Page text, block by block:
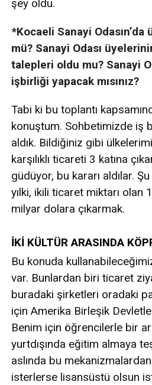
şey oldu.
*Kocaeli Sanayi
mü? Sanayi Odası
talepleri oldu mu? Sanayi
işbirliği yapacak mısınız?
Tabi ki bu toplantı
konuştum. Sohbetimizde iş
aldık. Bildiğiniz gibi
karşılıklı ticareti 3 katına
güdüyor, bu kararı aldılar.
yılki, ikili ticaret miktarı olan
milyar dolara çıkarmak.
İKİ KÜLTÜR ARASINDA
Bu konuda
var. Bunlardan biri ticaret
buradaki şirketleri oradaki
için Amerika Birleşik
Benim için öğrencilerle bir
yurtdışında eğitim almaya
aslında bu
isterlerse lisansüstü olsun